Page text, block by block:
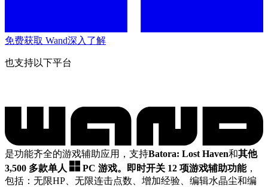
免费获取 Wand深入了解
也支持以下平台
是功能齐全的游戏辅助应用，支持Batora: Lost Haven和其他
3,500 多款单人
PC 游戏。 即时开关 12 项游戏辅助功能，
包括：无限HP、无限连击点数、增加经验、编辑水晶尘和编